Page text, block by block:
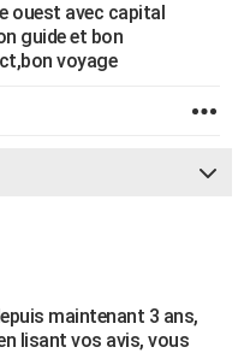
ouest avec capital
guide et bon
voyage
maintenant 3 ans,
lisant vos avis, vous